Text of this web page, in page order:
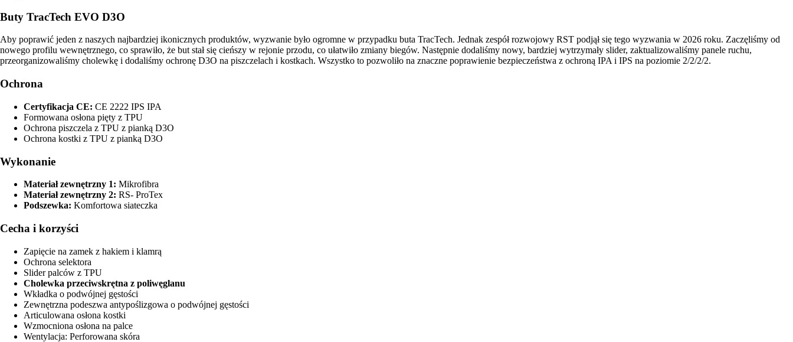
Buty TracTech EVO D3O
Aby poprawić jeden z naszych najbardziej ikonicznych produktów, wyzwanie było ogromne w przypadku buta TracTech. Jednak zespół rozwojowy RST podjął się tego wyzwania w 2026 roku. Zaczęliśmy od
nowego profilu wewnętrznego, co sprawiło, że but stał się cieńszy w rejonie przodu, co ułatwiło zmiany biegów. Następnie dodaliśmy nowy, bardziej wytrzymały slider, zaktualizowaliśmy panele ruchu,
przeorganizowaliśmy cholewkę i dodaliśmy ochronę D3O na piszczelach i kostkach. Wszystko to pozwoliło na znaczne poprawienie bezpieczeństwa z ochroną IPA i IPS na poziomie 2/2/2/2.
Ochrona
Certyfikacja CE: CE 2222 IPS IPA
Formowana osłona pięty z TPU
Ochrona piszczela z TPU z pianką D3O
Ochrona kostki z TPU z pianką D3O
Wykonanie
Materiał zewnętrzny 1: Mikrofibra
Materiał zewnętrzny 2: RS- ProTex
Podszewka: Komfortowa siateczka
Cecha i korzyści
Zapięcie na zamek z hakiem i klamrą
Ochrona selektora
Slider palców z TPU
Cholewka przeciwskrętna z poliwęglanu
Wkładka o podwójnej gęstości
Zewnętrzna podeszwa antypoślizgowa o podwójnej gęstości
Articulowana osłona kostki
Wzmocniona osłona na palce
Wentylacja: Perforowana skóra